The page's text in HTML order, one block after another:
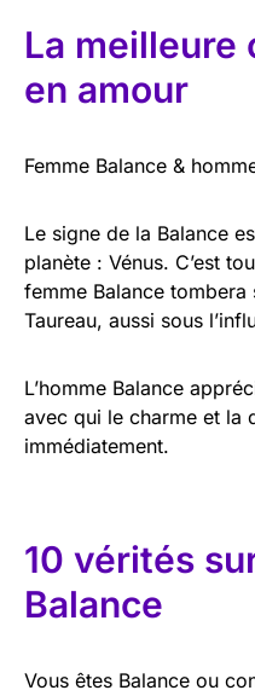
La
en amour
Femme Balance &
Le signe de la Balance
planète : Vénus. C’est
femme Balance tombera
Taureau, aussi sous
L’homme Balance
avec qui le charme et la
immédiatement.
10 vérités
Balance
Vous êtes Balance ou